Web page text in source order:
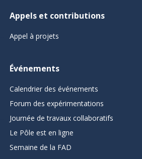
Appels et contributions
Appel à projets
Événements
Calendrier des événements
Forum des expérimentations
Journée de travaux collaboratifs
Le Pôle est en ligne
Semaine de la FAD